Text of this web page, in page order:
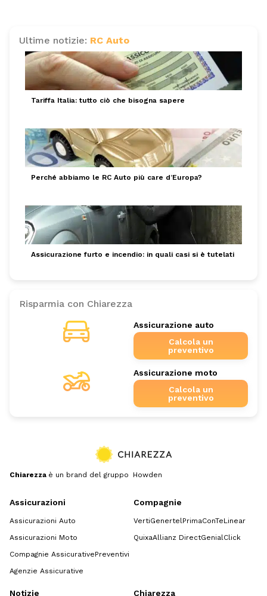
Ultime notizie: RC Auto
Tariffa Italia: tutto ciò che bisogna sapere
Perché abbiamo le RC Auto più care d’Europa?
Assicurazione furto e incendio: in quali casi si è tutelati
Risparmia con Chiarezza
Assicurazione auto
Calcola un
preventivo
Assicurazione moto
Calcola un
preventivo
Chiarezza è un brand del gruppo Howden
Assicurazioni
Assicurazioni Auto
Assicurazioni Moto
Compagnie AssicurativePreventivi
Agenzie Assicurative
Compagnie
VertiGenertelPrimaConTeLinear
QuixaAllianz DirectGenialClick
Notizie Chiarezza